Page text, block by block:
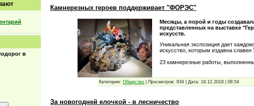
в
Камнерезных героев поддерживает "ФОРЭС"
Месяцы, а порой и годы
представленных на выставке
искусств.
Уникальная экспозиция дает
искусство, которым издавна славен
23 камнерезные работы,
Категория: Общество Просмотров: 934 |Дата: 18.12.2018 |08:54
За новогодней елочкой - в лесничество